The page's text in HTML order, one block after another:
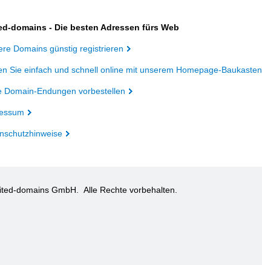
domains - Die besten Adressen fürs Web
Domains günstig registrieren
Sie einfach und schnell online mit unserem Homepage-Baukasten
Domain-Endungen vorbestellen
domains GmbH. Alle Rechte vorbehalten.